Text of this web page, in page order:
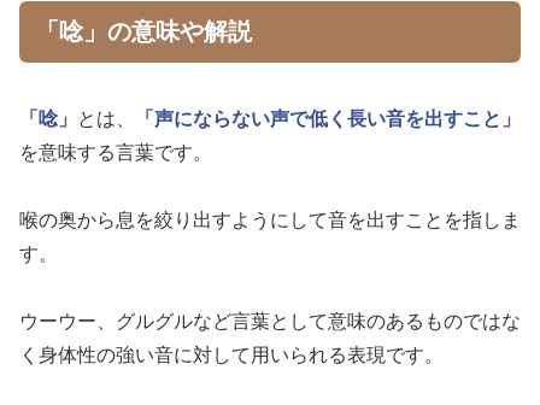
「唸」の意味や解説
「唸」 とは、
「声にならない声で低く長い音を出すこと」
を意味する言葉です。
喉の奥から息を絞り出すようにして音を出すことを指しま
す。
ウーウー、グルグルなど言葉として意味のあるものではな
く身体性の強い音に対して用いられる表現です。